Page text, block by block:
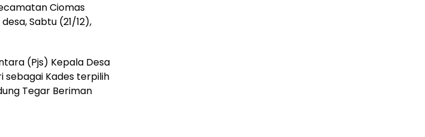
Ciomas
Sabtu (21/12),
(Pjs) Kepala Desa
sebagai Kades terpilih
Tegar Beriman